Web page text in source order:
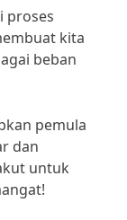
proses
kita
beban
pemula
dan
untuk